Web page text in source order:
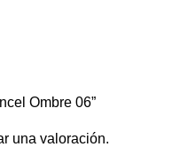
Ombre 06”
una valoración.